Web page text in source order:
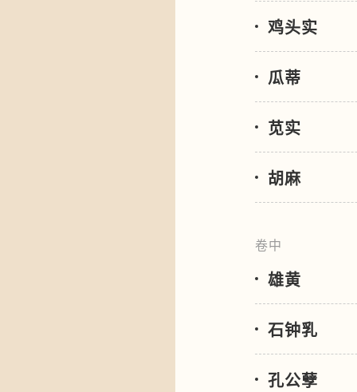
鸡头实
瓜蒂
苋实
胡麻
卷中
雄黄
石钟乳
孔公孽